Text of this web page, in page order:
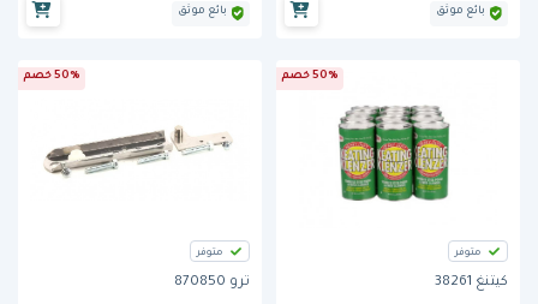
بائع موثق بائع موثق
50% خصم
متوفر
كيتنغ 38261
50% خصم
متوفر
ترو 870850